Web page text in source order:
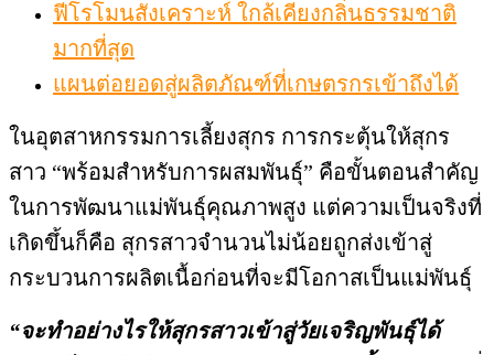
ฟีโรโมนสังเคราะห์ ใกล้เคียงกลิ่นธรรมชาติ
มากที่สุด
แผนต่อยอดสู่ผลิตภัณฑ์ที่เกษตรกรเข้าถึงได้
ในอุตสาหกรรมการเลี้ยงสุกร การกระตุ้นให้สุกร
สาว “พร้อมสำหรับการผสมพันธุ์” คือขั้นตอนสำคัญ
ในการพัฒนาแม่พันธุ์คุณภาพสูง แต่ความเป็นจริงที่
เกิดขึ้นก็คือ สุกรสาวจำนวนไม่น้อยถูกส่งเข้าสู่
กระบวนการผลิตเนื้อก่อนที่จะมีโอกาสเป็นแม่พันธุ์
“จะทำอย่างไรให้สุกรสาวเข้าสู่วัยเจริญพันธุ์ได้